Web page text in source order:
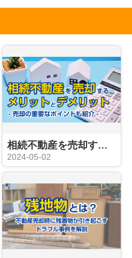
相続不動産を売却するメリットとデメリット！売却の重要なポイントも紹介！
2024-05-02